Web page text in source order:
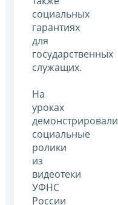
социальных
гарантиях
для
государственных
служащих.
На
уроках
демонстрировали
социальные
ролики
из
видеотеки
УФНС
России